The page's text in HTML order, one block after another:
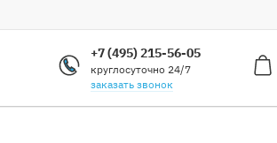
+7 (495) 215-56-05
круглосуточно 24/7
заказать звонок